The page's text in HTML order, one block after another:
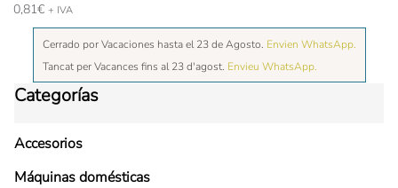
0,81€ + IVA
Cerrado por Vacaciones hasta el 23 de Agosto. Envien WhatsApp.
Tancat per Vacances fins al 23 d'agost. Envieu WhatsApp.
Categorías
Accesorios
Máquinas domésticas